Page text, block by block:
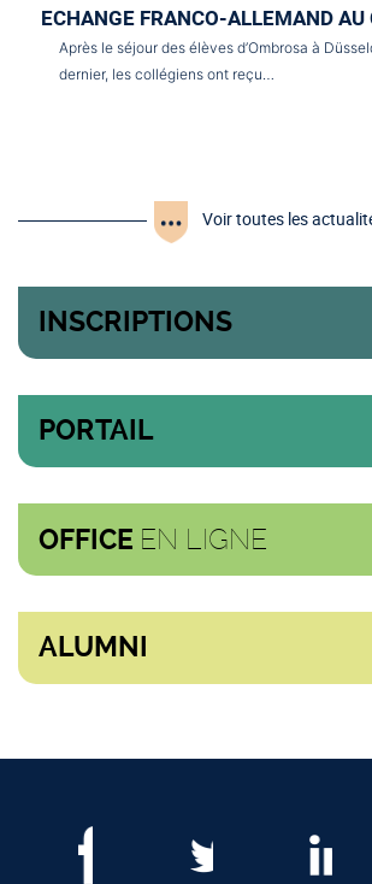
ECHANGE FRANCO-ALLEMAND AU
Après le séjour des élèves d’Ombrosa à
dernier, les collégiens ont reçu…
Voir toutes les
INSCRIPTIONS
PORTAIL
OFFICE EN LIGNE
ALUMNI